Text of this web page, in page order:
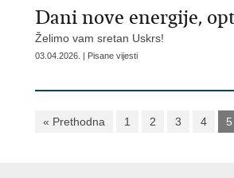
Dani nove energije,
Želimo vam sretan Uskrs!
03.04.2026. | Pisane vijesti
« Prethodna 1 2 3 4 5